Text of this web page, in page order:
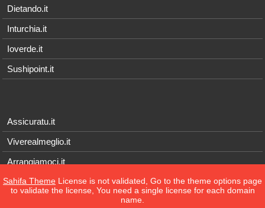
Dietando.it
Inturchia.it
Ioverde.it
Sushipoint.it
Assicuratu.it
Viverealmeglio.it
Arrangiamoci.it
Tecnichef.it
Sahifa Theme License is not validated, Go to the theme options page
to validate the license, You need a single license for each domain
name.